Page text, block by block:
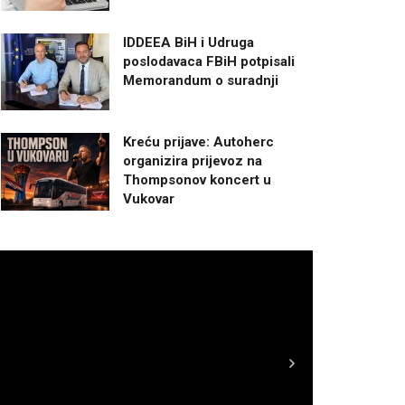
IDDEEA BiH i Udruga
poslodavaca FBiH potpisali
Memorandum o suradnji
Kreću prijave: Autoherc
organizira prijevoz na
Thompsonov koncert u
Vukovar